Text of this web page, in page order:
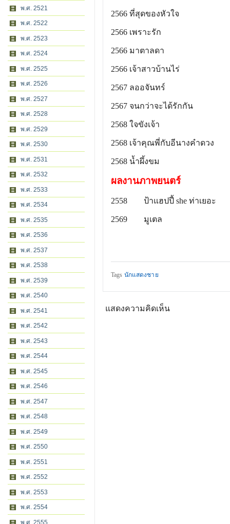
พ.ศ. 2521
พ.ศ. 2522
พ.ศ. 2523
พ.ศ. 2524
พ.ศ. 2525
พ.ศ. 2526
พ.ศ. 2527
พ.ศ. 2528
พ.ศ. 2529
พ.ศ. 2530
พ.ศ. 2531
พ.ศ. 2532
พ.ศ. 2533
พ.ศ. 2534
พ.ศ. 2535
พ.ศ. 2536
พ.ศ. 2537
พ.ศ. 2538
พ.ศ. 2539
พ.ศ. 2540
พ.ศ. 2541
พ.ศ. 2542
พ.ศ. 2543
พ.ศ. 2544
พ.ศ. 2545
พ.ศ. 2546
พ.ศ. 2547
พ.ศ. 2548
พ.ศ. 2549
พ.ศ. 2550
พ.ศ. 2551
พ.ศ. 2552
พ.ศ. 2553
พ.ศ. 2554
พ.ศ. 2555
2566 ที่สุดของหัวใจ
2566 เพราะรัก
2566 มาตาลดา
2566 เจ้าสาวบ้านไร่
2567 ลออจันทร์
2567 จนกว่าจะได้รักกัน
2568 ใจขังเจ้า
2568 เจ้าคุณพี่กับอีนางคำดวง
2568 น้ำผึ้งขม
ผลงานภาพยนตร์
2558 ป้าแฮปปี้ she ท่าเยอะ
2569 มูเตล
Tags นักแสดงชาย
แสดงความคิดเห็น